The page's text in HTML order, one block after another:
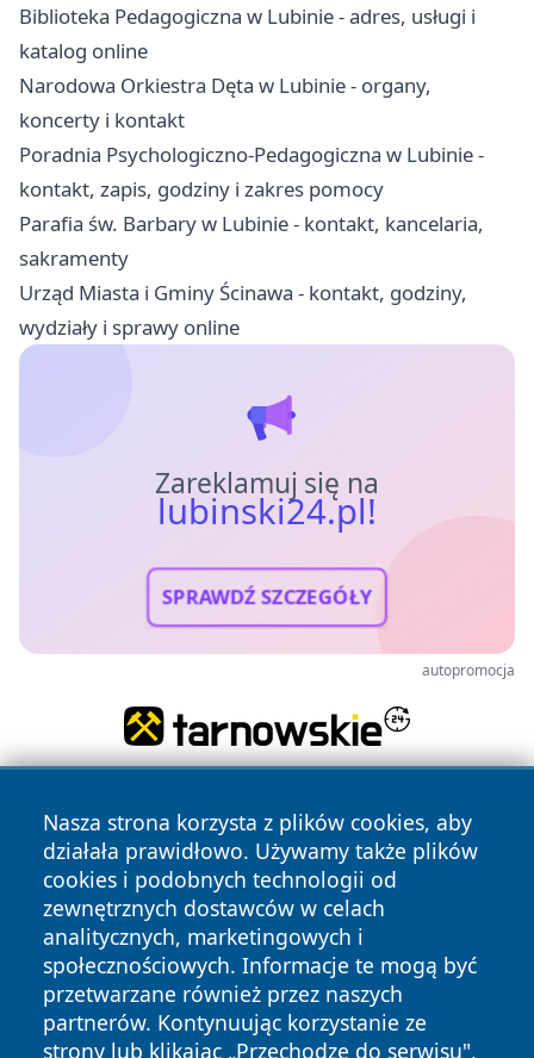
Biblioteka Pedagogiczna w Lubinie - adres, usługi i
katalog online
Narodowa Orkiestra Dęta w Lubinie - organy,
koncerty i kontakt
Poradnia Psychologiczno-Pedagogiczna w Lubinie -
kontakt, zapis, godziny i zakres pomocy
Parafia św. Barbary w Lubinie - kontakt, kancelaria,
sakramenty
Urząd Miasta i Gminy Ścinawa - kontakt, godziny,
wydziały i sprawy online
Zareklamuj się na
lubinski24.pl!
SPRAWDŹ SZCZEGÓŁY
autopromocja
Nasza strona korzysta z plików cookies, aby
działała prawidłowo. Używamy także plików
cookies i podobnych technologii od
zewnętrznych dostawców w celach
analitycznych, marketingowych i
społecznościowych. Informacje te mogą być
przetwarzane również przez naszych
partnerów. Kontynuując korzystanie ze
strony lub klikając „Przechodzę do serwisu",
Copyright © 2026 lubinski24.pl Wszystkie prawa zastrzeżone.
News Autorzy
Polityka
Prywatności
Polityka
Cookies